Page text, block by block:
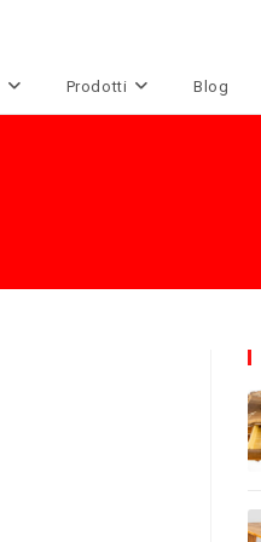
Prodotti Blog